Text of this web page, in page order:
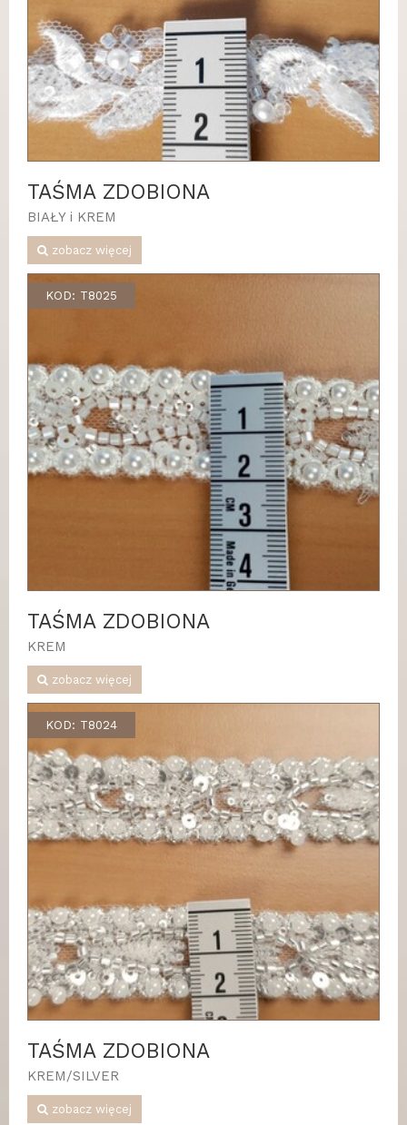
TAŚMA ZDOBIONA
BIAŁY i KREM
zobacz więcej
KOD: T8025
TAŚMA ZDOBIONA
KREM
zobacz więcej
KOD: T8024
TAŚMA ZDOBIONA
KREM/SILVER
zobacz więcej